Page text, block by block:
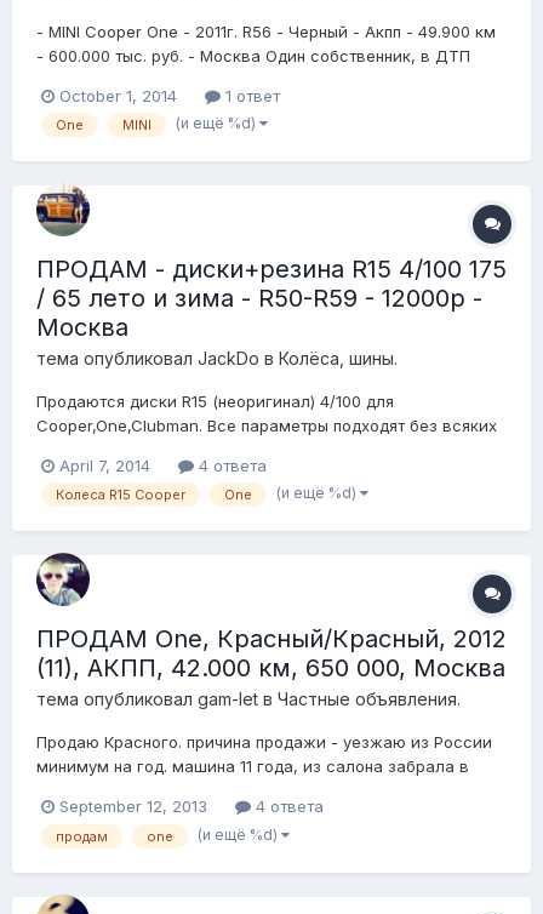
- MINI Cooper One - 2011г. R56 - Черный - Акпп - 49.900 км
- 600.000 тыс. руб. - Москва Один собственник, в ДТП
прохождения ТО (масло/фильтр раз в 7-7,5 тыс) в
основном в Клубном сервисе. Диагностировал двигатель
October 1, 2014 1 ответ
One MINI (и ещё %d)
ПРОДАМ - диски+резина R15 4/100 175
/ 65 лето и зима - R50-R59 - 12000р -
Москва
тема опубликовал JackDo в Колёса, шины.
Продаются диски R15 (неоригинал) 4/100 для
Сooper,One,Clubman. Все параметры подходят без всяких
хромированных винтов для Мини. Два комплекта резины
зима липучка (на колесах) и лето новое cовсем Sava
April 7, 2014 4 ответа
Колеса R15 Cooper One (и ещё %d)
ПРОДАМ One, Красный/Красный, 2012
(11), АКПП, 42.000 км, 650 000, Москва
тема опубликовал gam-let в Частные объявления.
Продаю Красного. причина продажи - уезжаю из России
минимум на год. машина 11 года, из салона забрала в
000р) - переоформлю за ваш счет. последнее ТО (замена
масла + фильтры) на пробеге 34600 в клубном сервисе
September 12, 2013 4 ответа
продам one (и ещё %d)